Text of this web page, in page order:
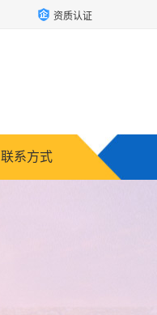
资质认证
联系方式